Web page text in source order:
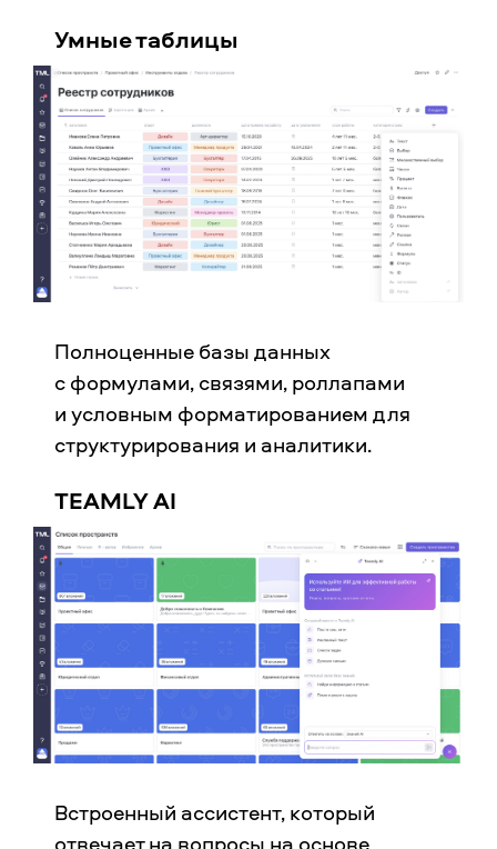
Умные таблицы
Полноценные базы данных
с формулами, связями, роллапами
и условным форматированием для
структурирования и аналитики.
TEAMLY AI
Встроенный ассистент, который